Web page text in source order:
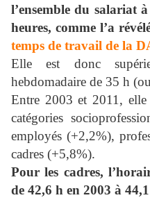
l’ensemble du salariat
heures, comme l’a
temps de travail de la
Elle est donc
hebdomadaire de 35 h
Entre 2003 et 2011, elle
catégories
employés (+2,2%),
cadres (+5,8%).
Pour les cadres,
de 42,6 h en 2003 à